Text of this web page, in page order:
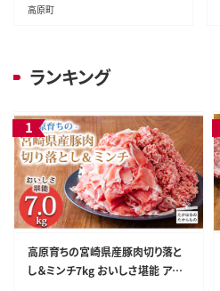
国産牛 宮崎県 高原町] TF0613-
高原町
ランキング
高原育ちの宮崎県産豚肉切り落と
し＆ミンチ7kg おいしさ堪能 アレ